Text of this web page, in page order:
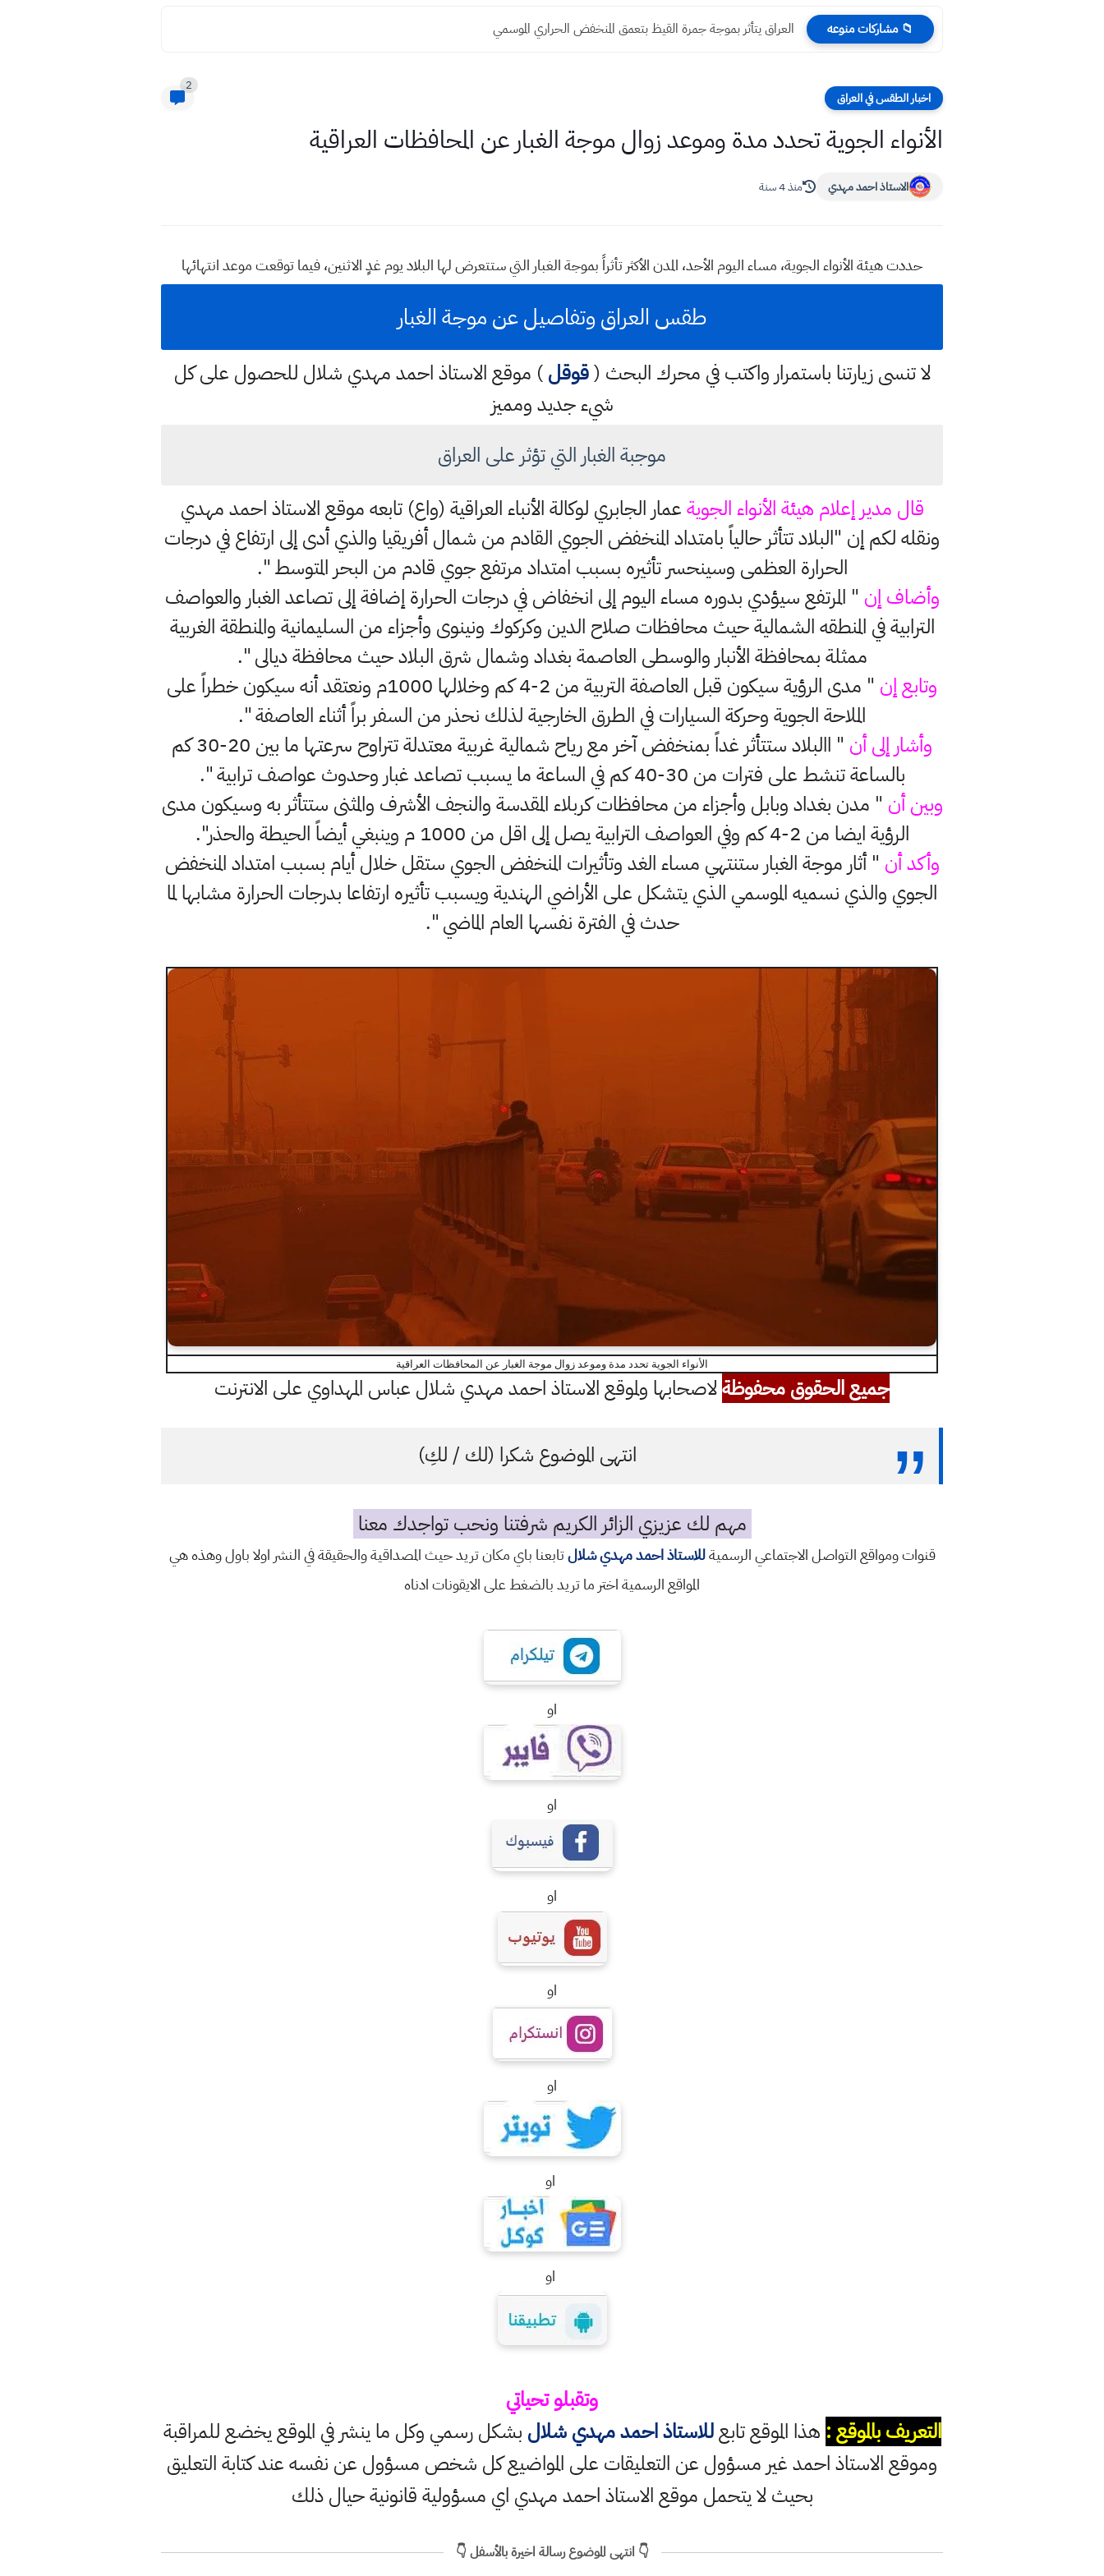
📁 مشاركات منوعه العراق يتأثر بموجة جمرة القيظ بتعمق المنخفض الحراري الموسمي
اخبار الطقس في العراق
2
الأنواء الجوية تحدد مدة وموعد زوال موجة الغبار عن المحافظات العراقية
الاستاذ احمد مهدي منذ 4 سنة
حددت هيئة الأنواء الجوية، مساء اليوم الأحد، المدن الأكثر تأثراً بموجة الغبار التي ستتعرض لها البلاد يوم غدٍ الاثنين، فيما توقعت موعد انتهائها
طقس العراق وتفاصيل عن موجة الغبار
لا تنسى زيارتنا باستمرار واكتب في محرك البحث (قوقل) موقع الاستاذ احمد مهدي شلال للحصول على كل
شيء جديد ومميز
موجبة الغبار التي تؤثر على العراق
قال مدير إعلام هيئة الأنواء الجويةعمار الجابري لوكالة الأنباء العراقية (واع) تابعه موقع الاستاذ احمد مهدي
ونقله لكم إن "البلاد تتأثر حالياً بامتداد المنخفض الجوي القادم من شمال أفريقيا والذي أدى إلى ارتفاع في درجات
الحرارة العظمى وسينحسر تأثيره بسبب امتداد مرتفع جوي قادم من البحر المتوسط ".
وأضاف إن " المرتفع سيؤدي بدوره مساء اليوم إلى انخفاض في درجات الحرارة إضافة إلى تصاعد الغبار والعواصف
الترابية في المنطقه الشمالية حيث محافظات صلاح الدين وكركوك ونينوى وأجزاء من السليمانية والمنطقة الغربية
ممثلة بمحافظة الأنبار والوسطى العاصمة بغداد وشمال شرق البلاد حيث محافظة ديالى ".
وتابع إن
" مدى الرؤية سيكون قبل العاصفة التربية من 2-4 كم وخلالها 1000م ونعتقد أنه سيكون خطراً على
الملاحة الجوية وحركة السيارات في الطرق الخارجية لذلك نحذر من السفر براً أثناء العاصفة ".
وأشار إلى أن
" االبلاد ستتأثر غداً بمنخفض آخر مع رياح شمالية غربية معتدلة تتراوح سرعتها ما بين 20-30 كم
بالساعة تنشط على فترات من 30-40 كم في الساعة ما يسبب تصاعد غبار وحدوث عواصف ترابية ".
وبين أن " مدن بغداد وبابل وأجزاء من محافظات كربلاء المقدسة والنجف الأشرف والمثنى ستتأثر به وسيكون مدى
الرؤية ايضا من 2-4 كم وفي العواصف الترابية يصل إلى اقل من 1000 م وينبغي أيضاً الحيطة والحذر".
وأكد أن " أثار موجة الغبار ستنتهي مساء الغد وتأثيرات المنخفض الجوي ستقل خلال أيام بسبب امتداد المنخفض
الجوي والذي نسميه الموسمي الذي يتشكل على الأراضي الهندية ويسبب تأثيره ارتفاعا بدرجات الحرارة مشابها لما
حدث في الفترة نفسها العام الماضي ".
الأنواء الجوية تحدد مدة وموعد زوال موجة الغبار عن المحافظات العراقية
جميع الحقوق محفوظةلاصحابها ولموقع الاستاذ احمد مهدي شلال عباس المهداوي على الانترنت
انتهى الموضوع شكرا (لك / لكِ)
مهم لك عزيزي الزائر الكريم شرفتنا ونحب تواجدك معنا
قنوات ومواقع التواصل الاجتماعي الرسميةللاستاذ احمد مهدي شلالتابعنا باي مكان تريد حيث المصداقية والحقيقة في النشر اولا باول وهذه هي
المواقع الرسمية اختر ما تريد بالضغط على الايقونات ادناه
او
او
او
او
او
او
او
وتقبلو تحياتي
التعريف بالموقع : هذا الموقع تابعللاستاذ احمد مهدي شلال بشكل رسمي وكل ما ينشر في الموقع يخضع للمراقبة
وموقع الاستاذ احمد غير مسؤول عن التعليقات على المواضيع كل شخص مسؤول عن نفسه عند كتابة التعليق
بحيث لا يتحمل موقع الاستاذ احمد مهدي اي مسؤولية قانونية حيال ذلك
👇 انتهى الموضوع رسالة اخيرة بالأسفل 👇